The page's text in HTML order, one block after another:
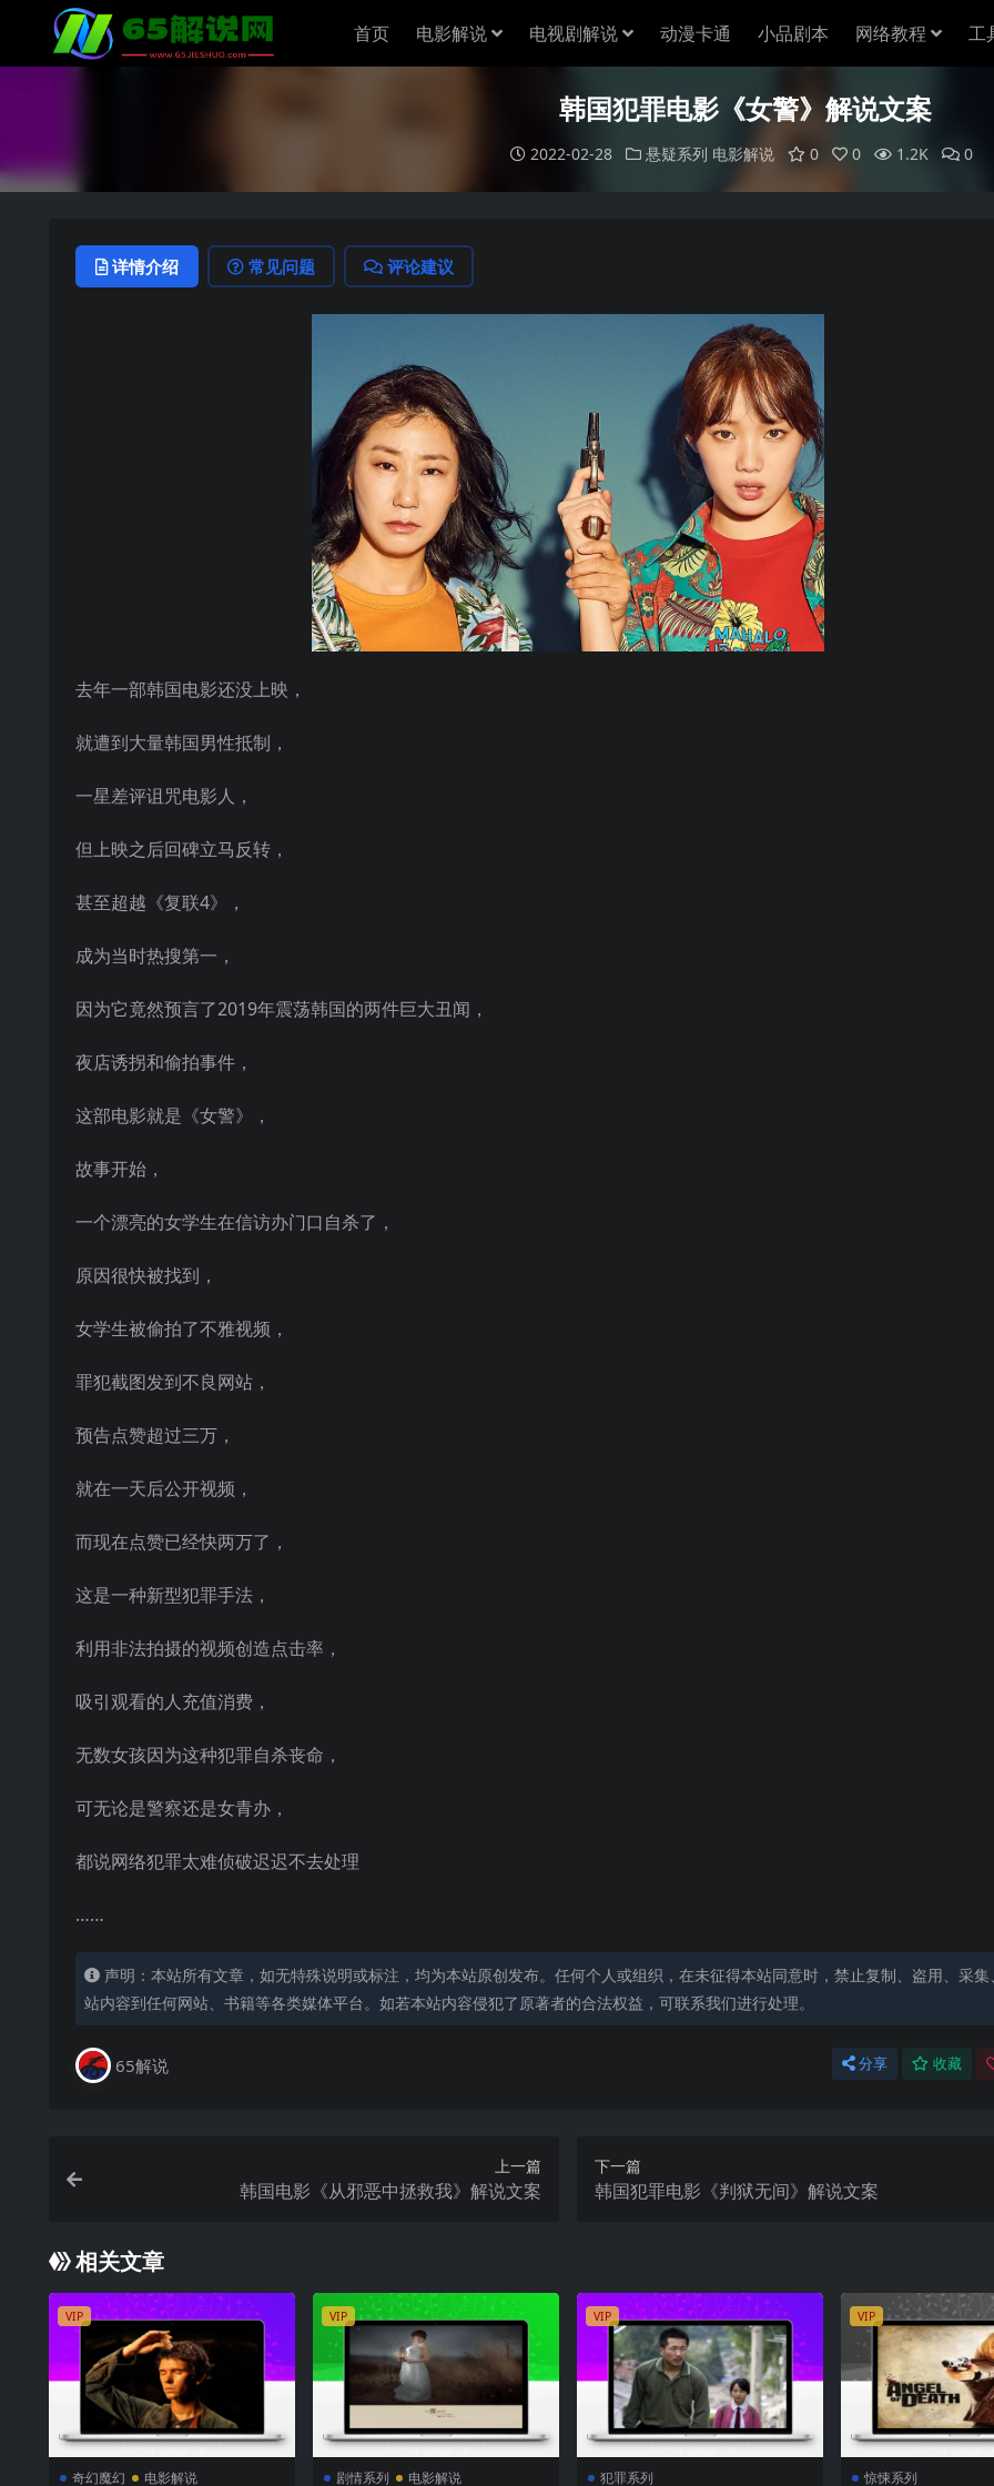
首页 电影解说 电视剧解说 动漫卡通 小品剧本 网络教程 工
韩国犯罪电影《女警》解说文案
2022-02-28 悬疑系列 电影解说 0 0 1.2K 0
详情介绍 常见问题 评论建议
去年一部韩国电影还没上映，
就遭到大量韩国男性抵制，
一星差评诅咒电影人，
但上映之后回碑立马反转，
甚至超越《复联4》，
成为当时热搜第一，
因为它竟然预言了2019年震荡韩国的两件巨大丑闻，
夜店诱拐和偷拍事件，
这部电影就是《女警》，
故事开始，
一个漂亮的女学生在信访办门口自杀了，
原因很快被找到，
女学生被偷拍了不雅视频，
罪犯截图发到不良网站，
预告点赞超过三万，
就在一天后公开视频，
而现在点赞已经快两万了，
这是一种新型犯罪手法，
利用非法拍摄的视频创造点击率，
吸引观看的人充值消费，
无数女孩因为这种犯罪自杀丧命，
可无论是警察还是女青办，
都说网络犯罪太难侦破迟迟不去处理
……
声明：本站所有文章，如无特殊说明或标注，均为本站原创发布。任何个人或组织，在未征得本站同意时，禁止复制、盗用、采
站内容到任何网站、书籍等各类媒体平台。如若本站内容侵犯了原著者的合法权益，可联系我们进行处理。
65解说 分享 收藏
上一篇
韩国电影《从邪恶中拯救我》解说文案
下一篇
韩国犯罪电影《判狱无间》解说文案
相关文章
VIP
奇幻魔幻 电影解说
VIP
剧情系列 电影解说
VIP
犯罪系列
VIP
惊悚系列